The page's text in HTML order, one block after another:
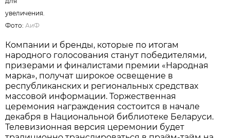
Нажмите для увеличения. Фото:
На протяжении многих лет результаты
голосования подтверждают высокий уровень
доверия белорусов к отечественным
производителям. Во многих номинациях
лидерами премии становятся товары и услуги,
произведенные в Беларуси, что свидетельствует
о конкурентоспособности локальных брендов и
их прочных позициях на рынке.